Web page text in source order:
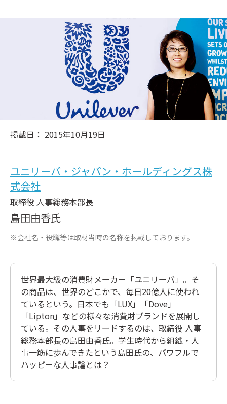
掲載日： 2015年10月19日
ユニリーバ・ジャパン・ホールディングス株
式会社
取締役 人事総務本部長
島田由香氏
※会社名・役職等は取材当時の名称を掲載しております。
世界最大級の消費財メーカー「ユニリーバ」。そ
の商品は、世界のどこかで、毎日20億人に使われ
ているという。日本でも「LUX」「Dove」
「Lipton」などの様々な消費財ブランドを展開し
ている。その人事をリードするのは、取締役 人事
総務本部長の島田由香氏。学生時代から組織・人
事一筋に歩んできたという島田氏の、パワフルで
ハッピーな人事論とは？